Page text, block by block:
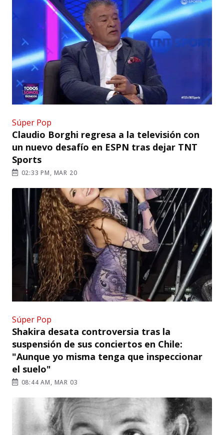
Súper Pop
Claudio Borghi regresa a la televisión con
un nuevo desafío en ESPN tras dejar TNT
Sports
02:33 PM, MAR 20
Súper Pop
Shakira desata controversia tras la
suspensión de sus conciertos en Chile:
"Aunque yo misma tenga que inspeccionar
el suelo"
08:44 AM, MAR 03